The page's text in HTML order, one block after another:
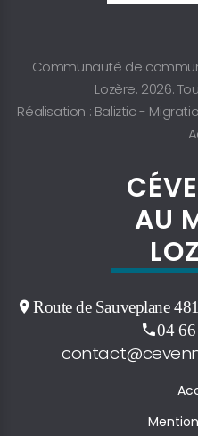
Communauté de
Lozère. 2026.
Réalisation : Baliztic -
AU
Route de Sauveplane
04